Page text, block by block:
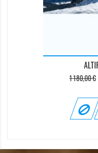
Prix
base
1 180,00 €